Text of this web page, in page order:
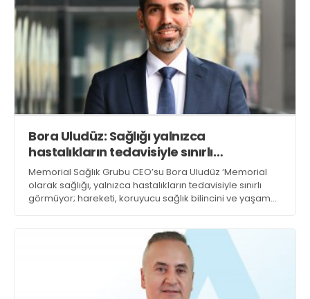
Bora Uludüz: Sağlığı yalnızca
hastalıkların tedavisiyle sınırlı
görmüyoruz
Memorial Sağlık Grubu CEO’su Bora Uludüz ‘Memorial
olarak sağlığı, yalnızca hastalıkların tedavisiyle sınırlı
görmüyor; hareketi, koruyucu sağlık bilincini ve yaşam
bilinçli şekilde hayatın içinde yer almasının, bireylerin
hem fiziksel hem de zihinsel iyilik halini güçlendirdiğine